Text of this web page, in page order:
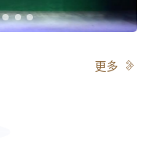
更多